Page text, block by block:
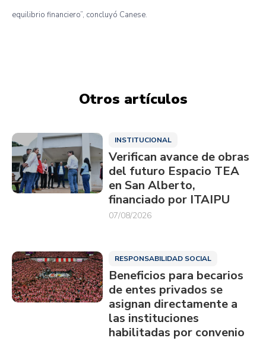
equilibrio financiero”, concluyó Canese.
Otros artículos
INSTITUCIONAL
Verifican avance de obras
del futuro Espacio TEA
en San Alberto,
financiado por ITAIPU
07/08/2026
RESPONSABILIDAD SOCIAL
Beneficios para becarios
de entes privados se
asignan directamente a
las instituciones
habilitadas por convenio